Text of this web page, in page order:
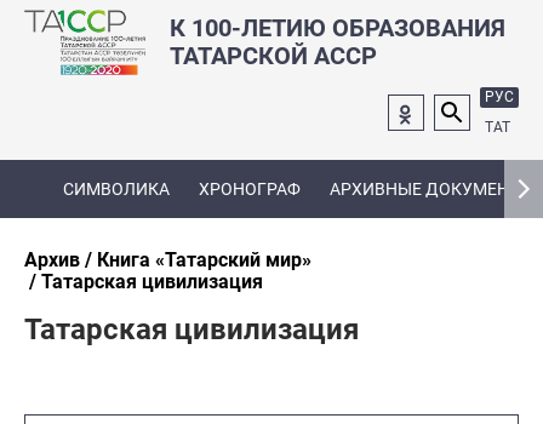
К 100-ЛЕТИЮ ОБРАЗОВАНИЯ
ТАТАРСКОЙ АССР
РУС
ТАТ
СИМВОЛИКА ХРОНОГРАФ АРХИВНЫЕ ДОКУМЕНТЫ
Архив
Книга «Татарский мир»
Татарская цивилизация
Татарская цивилизация